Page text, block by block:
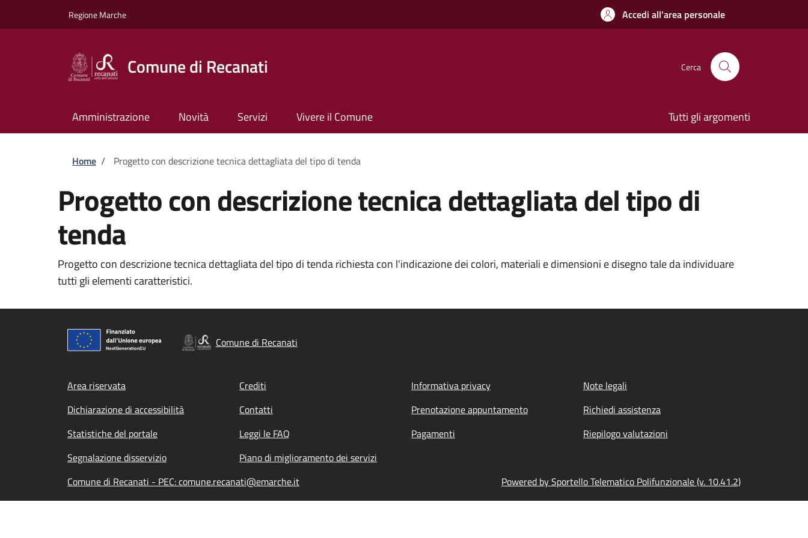
Regione Marche Accedi all'area personale
Comune di Recanati Cerca
Amministrazione Novità Servizi Vivere il Comune Tutti gli argomenti
Briciole di pane
Home / Progetto con descrizione tecnica dettagliata del tipo di tenda
Progetto con descrizione tecnica dettagliata del tipo di
tenda
Progetto con descrizione tecnica dettagliata del tipo di tenda richiesta con l'indicazione dei colori, materiali e dimensioni e disegno tale da individuare
tutti gli elementi caratteristici.
Comune di Recanati
Footer menu
Area riservata Crediti Informativa privacy
Note legali
Dichiarazione di accessibilità
Contatti Prenotazione appuntamento
Richiedi assistenza
Statistiche del portale
Leggi le FAQ Pagamenti
Riepilogo valutazioni
Segnalazione disservizio
Piano di miglioramento dei servizi
Comune di Recanati - PEC: comune.recanati@emarche.it
Powered by Sportello Telematico Polifunzionale (v. 10.41.2)